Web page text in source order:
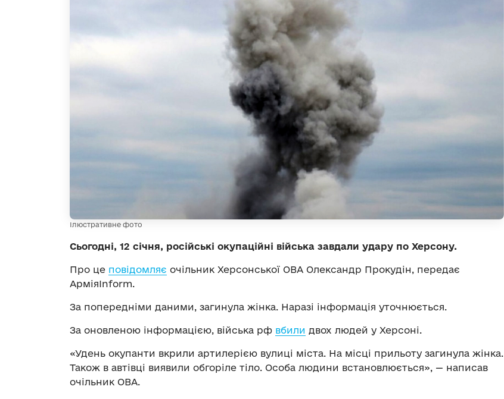
Ілюстративне фото
Сьогодні, 12 січня, російські окупаційні війська завдали удару по Херсону.
Про це повідомляє очільник Херсонської ОВА Олександр Прокудін, передає
АрміяInform.
За попередніми даними, загинула жінка. Наразі інформація уточнюється.
За оновленою інформацією, війська рф вбили двох людей у Херсоні.
«Удень окупанти вкрили артилерією вулиці міста. На місці прильоту загинула жінка.
Також в автівці виявили обгоріле тіло. Особа людини встановлюється», — написав
очільник ОВА.